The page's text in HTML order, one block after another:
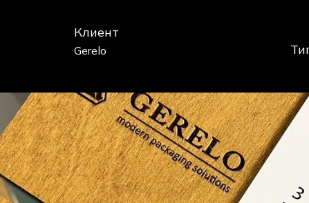
Клиент
Gerelo